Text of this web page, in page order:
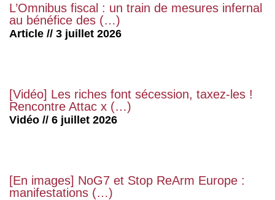
L’Omnibus fiscal : un train de mesures infernal
au bénéfice des (…)
Article // 3 juillet 2026
[Vidéo] Les riches font sécession, taxez-les !
Rencontre Attac x (…)
Vidéo // 6 juillet 2026
[En images] NoG7 et Stop ReArm Europe :
manifestations (…)